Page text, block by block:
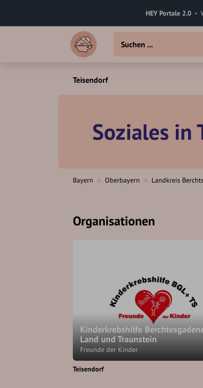
HEY Portale 2.0
Teisendorf
Soziales in
Bayern Oberbayern Landkreis
Organisationen
Kinderkrebshilfe
Land und Traunstein
Freunde der Kinder
Teisendorf